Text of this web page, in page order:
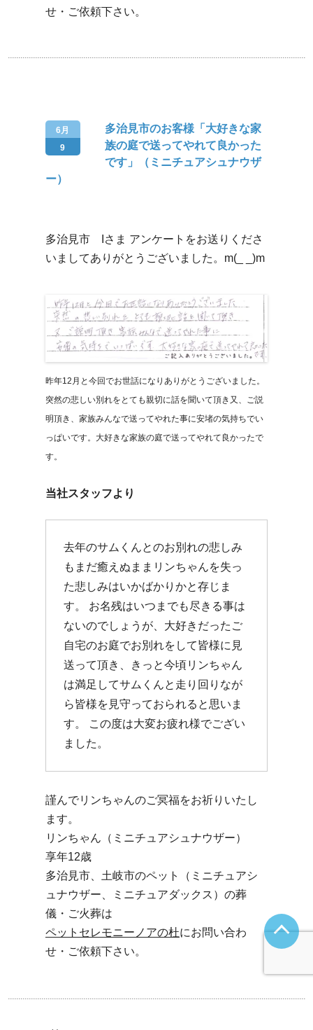
せ・ご依頼下さい。
6月
9
多治見市のお客様「大好きな家
族の庭で送ってやれて良かった
です」（ミニチュアシュナウザ
ー）
多治見市 Iさま アンケートをお送りくださ
いましてありがとうございました。m(_ _)m
昨年12月と今回でお世話になりありがとうございました。
突然の悲しい別れをとても親切に話を聞いて頂き又、ご説
明頂き、家族みんなで送ってやれた事に安堵の気持ちでい
っぱいです。大好きな家族の庭で送ってやれて良かったで
す。
当社スタッフより
去年のサムくんとのお別れの悲しみ
もまだ癒えぬままリンちゃんを失っ
た悲しみはいかばかりかと存じま
す。 お名残はいつまでも尽きる事は
ないのでしょうが、大好きだったご
自宅のお庭でお別れをして皆様に見
送って頂き、きっと今頃リンちゃん
は満足してサムくんと走り回りなが
ら皆様を見守っておられると思いま
す。 この度は大変お疲れ様でござい
ました。
謹んでリンちゃんのご冥福をお祈りいたし
ます。
リンちゃん（ミニチュアシュナウザー）
享年12歳
多治見市、土岐市のペット（ミニチュアシ
ュナウザー、ミニチュアダックス）の葬
儀・ご火葬は
ペットセレモニーノアの杜にお問い合わ
せ・ご依頼下さい。